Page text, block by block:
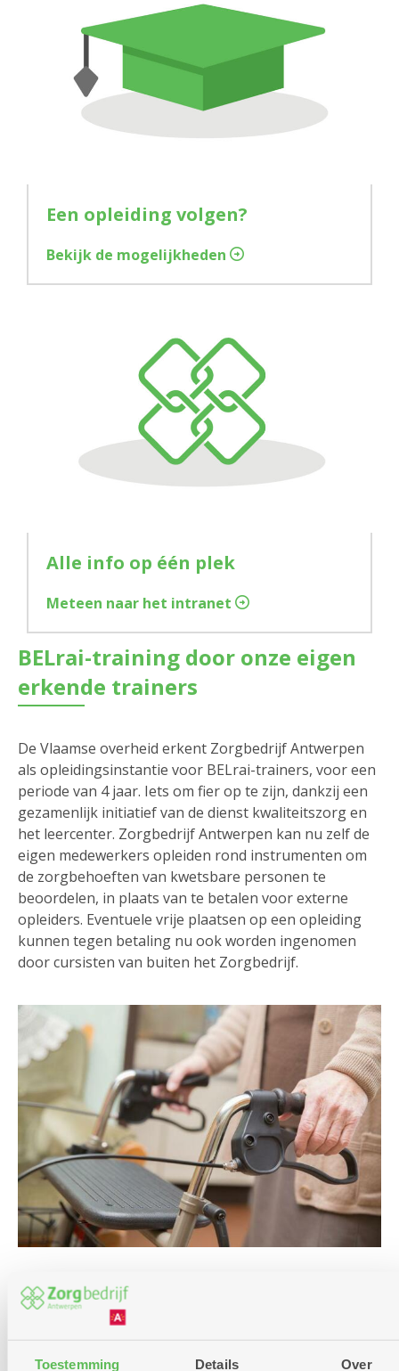
Toestemming Details Over
Een opleiding volgen?
Bekijk de mogelijkheden
Alle info op één plek
Meteen naar het intranet
BELrai-training door onze eigen
erkende trainers
De Vlaamse overheid erkent Zorgbedrijf Antwerpen
als opleidingsinstantie voor BELrai-trainers, voor een
periode van 4 jaar. Iets om fier op te zijn, dankzij een
gezamenlijk initiatief van de dienst kwaliteitszorg en
het leercenter. Zorgbedrijf Antwerpen kan nu zelf de
eigen medewerkers opleiden rond instrumenten om
de zorgbehoeften van kwetsbare personen te
beoordelen, in plaats van te betalen voor externe
opleiders. Eventuele vrije plaatsen op een opleiding
kunnen tegen betaling nu ook worden ingenomen
door cursisten van buiten het Zorgbedrijf.
LOCATIE IN DE KIJKER